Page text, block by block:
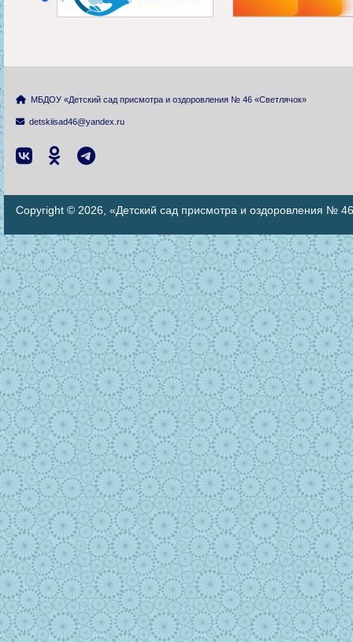
МБДОУ «Детский сад присмотра и оздоровления № 46 «Светлячок»
detskiisad46@yandex.ru
Copyright © 2026, «Детский сад присмотра и оздоровления №